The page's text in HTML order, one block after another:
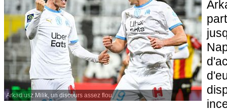
Arkadiusz Milik, un discours assez flou.